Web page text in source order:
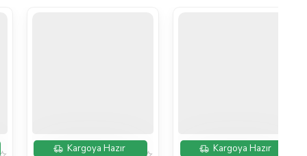
İndirimde
Kargoya Hazır İndirimde
Kargoya Hazır